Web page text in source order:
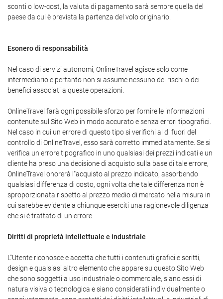
sconti o low-cost, la valuta di pagamento sarà sempre quella del
paese da cui è prevista la partenza del volo originario.
Esonero di responsabilità
Nel caso di servizi autonomi, OnlineTravel agisce solo come
intermediario e pertanto non si assume nessuno dei rischi o dei
benefici associati a queste operazioni.
OnlineTravel farà ogni possibile sforzo per fornire le informazioni
contenute sul Sito Web in modo accurato e senza errori tipografici.
Nel caso in cui un errore di questo tipo si verifichi al di fuori del
controllo di OnlineTravel, esso sarà corretto immediatamente. Se si
verifica un errore tipografico in uno qualsiasi dei prezzi indicati e un
cliente ha preso una decisione di acquisto sulla base di tale errore,
OnlineTravel onorerà l"acquisto al prezzo indicato, assorbendo
qualsiasi differenza di costo, ogni volta che tale differenza non è
sproporzionata rispetto al prezzo medio di mercato nella misura in
cui sarebbe evidente a chiunque eserciti una ragionevole diligenza
che si è trattato di un errore.
Diritti di proprietà intellettuale e industriale
L"Utente riconosce e accetta che tutti i contenuti grafici e scritti,
design e qualsiasi altro elemento che appare su questo Sito Web
che sono soggetti a uso industriale o commerciale, siano essi di
natura visiva o tecnologica e siano considerati individualmente o